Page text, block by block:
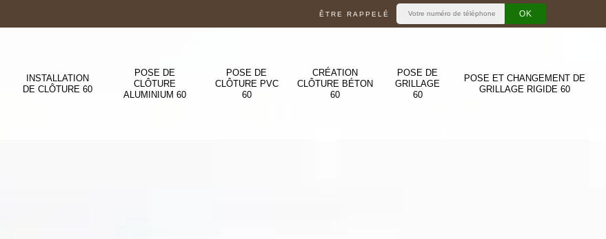
ÊTRE RAPPELÉ
INSTALLATION
DE CLÔTURE 60
POSE DE
CLÔTURE
ALUMINIUM 60
POSE DE
CLÔTURE PVC
60
CRÉATION
CLÔTURE BÉTON
60
POSE DE
GRILLAGE
60
POSE ET CHANGEMENT DE
GRILLAGE RIGIDE 60